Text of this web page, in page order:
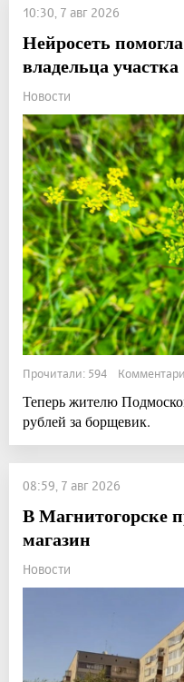
10:30, 7 авг 2026
Нейросеть
владельца участка
Новости
Прочитали: 594
Теперь жителю
рублей за борщевик.
08:59, 7 авг 2026
В Магнитогорске
магазин
Новости